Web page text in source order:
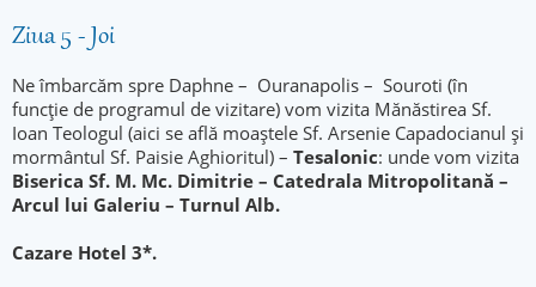
Ziua 5 - Joi
Ne îmbarcăm spre Daphne – Ouranapolis – Souroti (în
funcție de programul de vizitare) vom vizita Mănăstirea Sf.
Ioan Teologul (aici se află moaștele Sf. Arsenie Capadocianul și
mormântul Sf. Paisie Aghioritul) – Tesalonic: unde vom vizita
Biserica Sf. M. Mc. Dimitrie – Catedrala Mitropolitană –
Arcul lui Galeriu – Turnul Alb.
Cazare Hotel 3*.